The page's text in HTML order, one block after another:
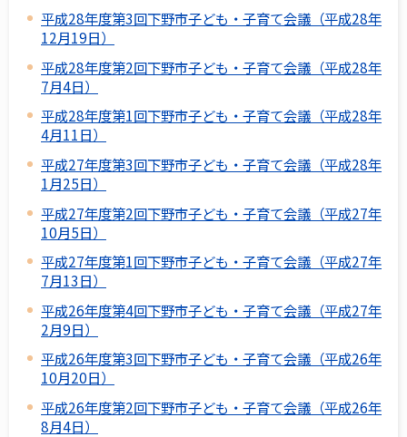
平成28年度第3回下野市子ども・子育て会議（平成28年
12月19日）
平成28年度第2回下野市子ども・子育て会議（平成28年
7月4日）
平成28年度第1回下野市子ども・子育て会議（平成28年
4月11日）
平成27年度第3回下野市子ども・子育て会議（平成28年
1月25日）
平成27年度第2回下野市子ども・子育て会議（平成27年
10月5日）
平成27年度第1回下野市子ども・子育て会議（平成27年
7月13日）
平成26年度第4回下野市子ども・子育て会議（平成27年
2月9日）
平成26年度第3回下野市子ども・子育て会議（平成26年
10月20日）
平成26年度第2回下野市子ども・子育て会議（平成26年
8月4日）